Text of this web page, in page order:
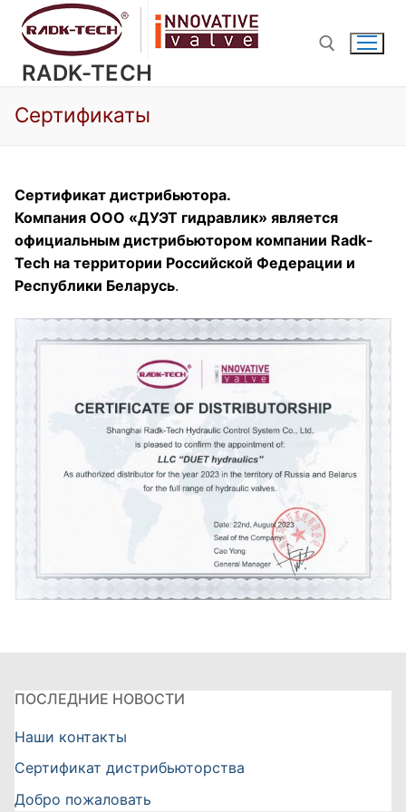
Перейти
содержимому
RADK-TECH
Сертификаты
Сертификат дистрибьютора.
Компания ООО «ДУЭТ гидравлик» является
официальным дистрибьютором компании Radk-
Tech на территории Российской Федерации и
Республики Беларусь.
ПОСЛЕДНИЕ НОВОСТИ
Наши контакты
Сертификат дистрибьюторства
Добро пожаловать